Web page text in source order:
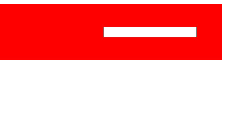
Поиск